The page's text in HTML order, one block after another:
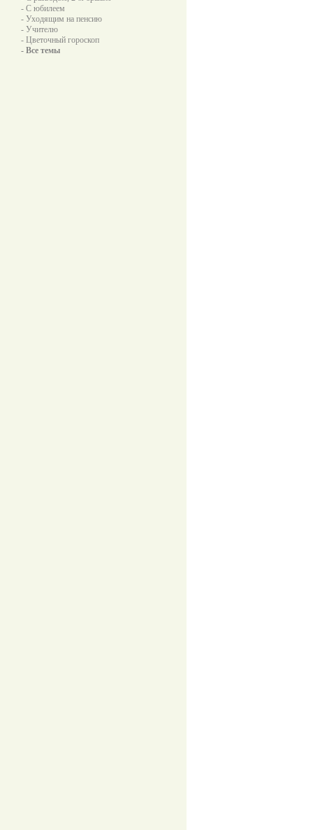
- С юбилеем
- Уходящим на пенсию
- Учителю
- Цветочный гороскоп
- Все темы